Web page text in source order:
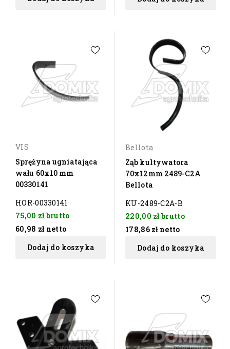
VIS
Sprężyna ugniatająca
wału 60x10 mm
00330141
HOR-00330141
75,00 złbrutto
60,98 zł netto
Dodaj do koszyka
Bellota
Ząb kultywatora
70x12mm 2489-C2A
Bellota
KU-2489-C2A-B
220,00 złbrutto
178,86 zł netto
Dodaj do koszyka